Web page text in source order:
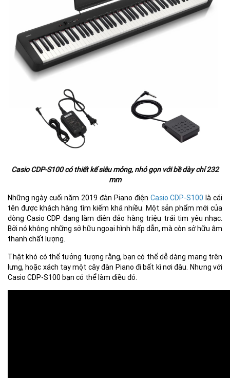
Casio CDP-S100 có thiết kế siêu mỏng, nhỏ gọn với bề dày chỉ 232
mm
Những ngày cuối năm 2019 đàn Piano điện Casio CDP-S100 là cái
tên được khách hàng tìm kiếm khá nhiều. Một sản phẩm mới của
dòng Casio CDP đang làm điên đảo hàng triệu trái tim yêu nhạc.
Bởi nó không những sở hữu ngoại hình hấp dẫn, mà còn sở hữu âm
thanh chất lượng.
Thật khó có thể tưởng tượng rằng, bạn có thể dễ dàng mang trên
lưng, hoặc xách tay một cây đàn Piano đi bất kì nơi đâu. Nhưng với
Casio CDP-S100 bạn có thể làm điều đó.